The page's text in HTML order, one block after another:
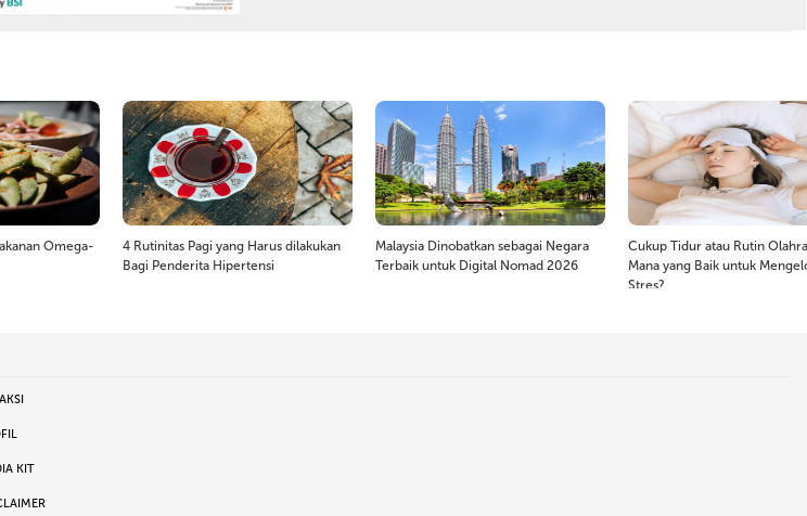
Omega-
4 Rutinitas Pagi yang Harus dilakukan
Bagi Penderita Hipertensi
Malaysia Dinobatkan sebagai Negara
Terbaik untuk Digital Nomad 2026
Cukup Tidur atau Rutin
Mana yang Baik untuk
Stres?
KIT